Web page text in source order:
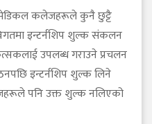
मेडिकल कलेजहरूले कुनै छुट्टै
इन्टर्नशिप शुल्क संकलन
उपलब्ध गराउने प्रचलन
इन्टर्नशिप शुल्क लिने
पनि उक्त शुल्क नलिएको